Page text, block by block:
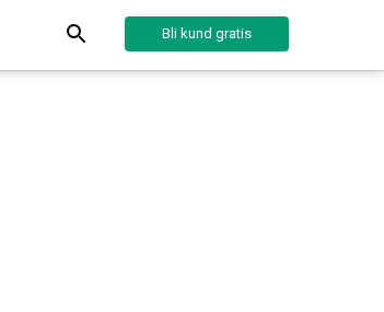
Bli kund gratis